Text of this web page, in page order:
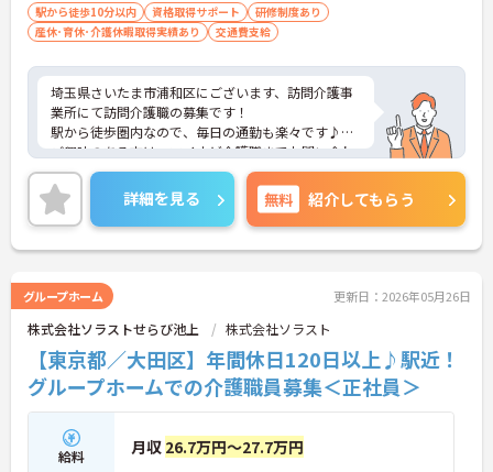
駅から徒歩10分以内 資格取得サポート
研修制度あり
産休･育休･介護休暇取得実績あり
交通費支給
埼玉県さいたま市浦和区にございます、訪問介護事
業所にて訪問介護職の募集です！
駅から徒歩圏内なので、毎日の通勤も楽々です♪
ご興味のある方は、マイナビ介護職までお問い合わ
せください。
詳細を見る 無料 紹介してもらう
グループホーム 更新日：2026年05月26日
株式会社ソラストせらび池上 株式会社ソラスト
【東京都／大田区】年間休日120日以上♪駅近！
グループホームでの介護職員募集＜正社員＞
給料 月収 26.7万円～27.7万円